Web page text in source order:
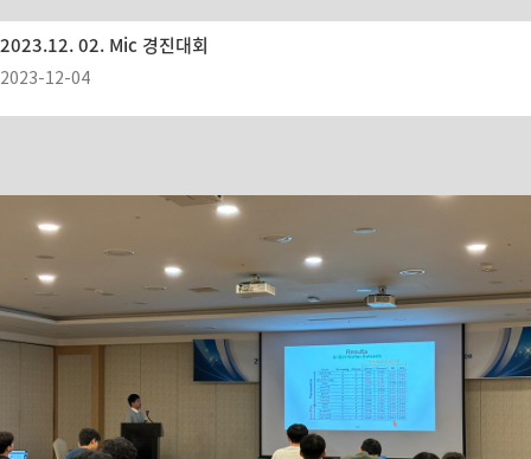
2023.12. 02. Mic 경진대회
2023-12-04